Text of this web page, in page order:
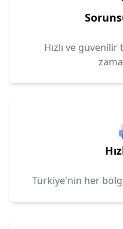
Hızlı ve
Türkiye'nin her